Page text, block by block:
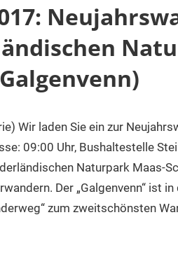
Wir laden Sie ein zur
09:00 Uhr, Bushaltestelle
Naturpark Maas-
Der „Galgenvenn“
zum zweitschönsten